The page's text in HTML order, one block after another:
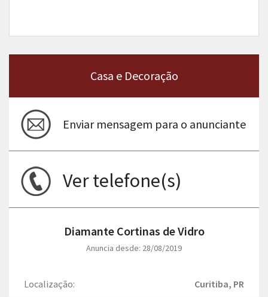
Casa e Decoração
Enviar mensagem para o anunciante
Ver telefone(s)
Diamante Cortinas de Vidro
Anuncia desde: 28/08/2019
Localização: Curitiba, PR